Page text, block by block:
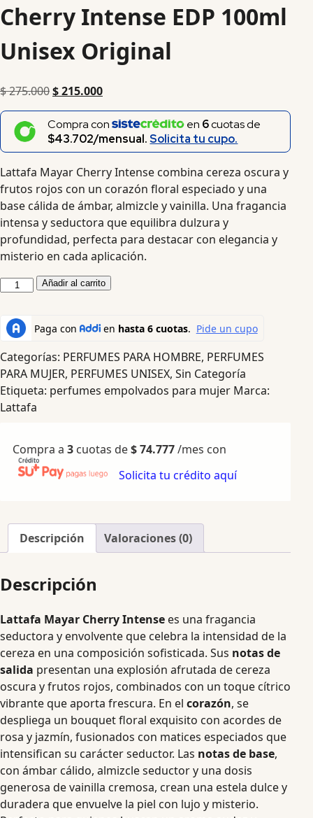
Cherry Intense EDP 100ml
Unisex Original
$275.000$215.000
Compra con en 6cuotas de
$43.702/mensual.Solicita tu cupo.
Lattafa Mayar Cherry Intense combina cereza oscura y
frutos rojos con un corazón floral especiado y una
base cálida de ámbar, almizcle y vainilla. Una fragancia
intensa y seductora que equilibra dulzura y
profundidad, perfecta para destacar con elegancia y
misterio en cada aplicación.
Añadir al carrito
Categorías: PERFUMES PARA HOMBRE, PERFUMES
PARA MUJER, PERFUMES UNISEX, Sin Categoría
Etiqueta: perfumes empolvados para mujer Marca:
Lattafa
Compra a 3 cuotas de$74.777/mes con
Solicita tu crédito aquí
Descripción Valoraciones (0)
Descripción
Lattafa Mayar Cherry Intense es una fragancia
seductora y envolvente que celebra la intensidad de la
cereza en una composición sofisticada. Sus notas de
salida presentan una explosión afrutada de cereza
oscura y frutos rojos, combinados con un toque cítrico
vibrante que aporta frescura. En el corazón, se
despliega un bouquet floral exquisito con acordes de
rosa y jazmín, fusionados con matices especiados que
intensifican su carácter seductor. Las notas de base,
con ámbar cálido, almizcle seductor y una dosis
generosa de vainilla cremosa, crean una estela dulce y
duradera que envuelve la piel con lujo y misterio.